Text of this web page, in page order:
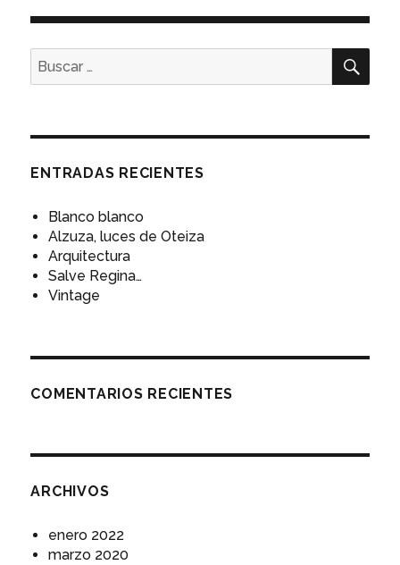
Buscar
por:
ENTRADAS RECIENTES
Blanco blanco
Alzuza, luces de Oteiza
Arquitectura
Salve Regina…
Vintage
COMENTARIOS RECIENTES
ARCHIVOS
enero 2022
marzo 2020